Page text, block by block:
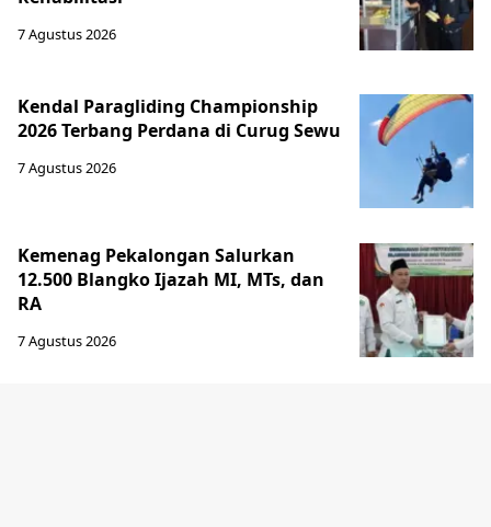
7 Agustus 2026
Kendal Paragliding Championship
2026 Terbang Perdana di Curug Sewu
7 Agustus 2026
Kemenag Pekalongan Salurkan
12.500 Blangko Ijazah MI, MTs, dan
RA
7 Agustus 2026